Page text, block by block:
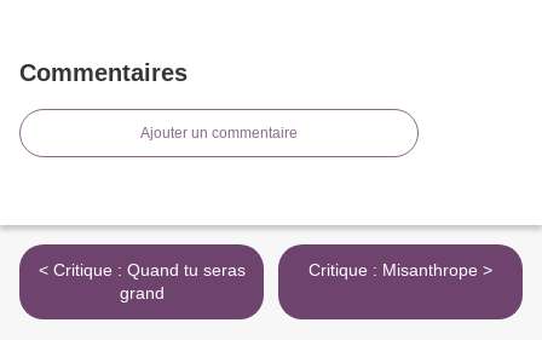
Commentaires
Ajouter un commentaire
< Critique : Quand tu seras
grand
Critique : Misanthrope >